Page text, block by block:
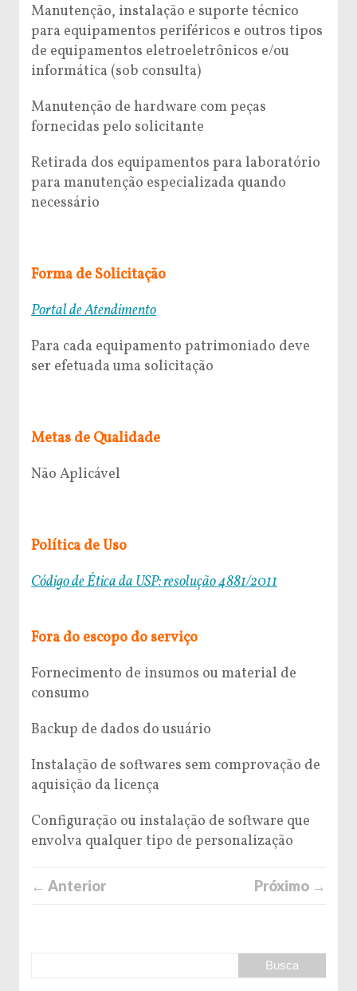
Manutenção, instalação e suporte técnico
para equipamentos periféricos e outros tipos
de equipamentos eletroeletrônicos e/ou
informática (sob consulta)
Manutenção de hardware com peças
fornecidas pelo solicitante
Retirada dos equipamentos para laboratório
para manutenção especializada quando
necessário
Forma de Solicitação
Portal de Atendimento
Para cada equipamento patrimoniado deve
ser efetuada uma solicitação
Metas de Qualidade
Não Aplicável
Política de Uso
Código de Ética da USP: resolução 4881/2011
Fora do escopo do serviço
Fornecimento de insumos ou material de
consumo
Backup de dados do usuário
Instalação de softwares sem comprovação de
aquisição da licença
Configuração ou instalação de software que
envolva qualquer tipo de personalização
← Anterior Próximo →